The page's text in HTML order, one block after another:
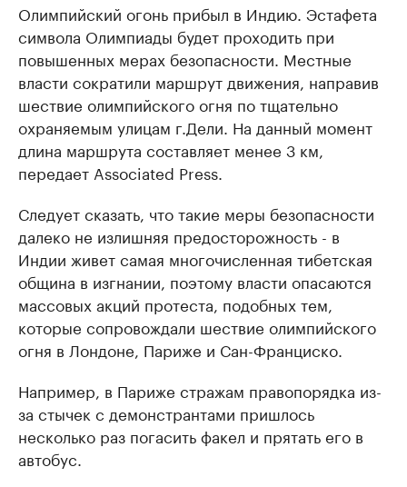
Олимпийский огонь прибыл в Индию. Эстафета
символа Олимпиады будет проходить при
повышенных мерах безопасности. Местные
власти сократили маршрут движения, направив
шествие олимпийского огня по тщательно
охраняемым улицам г.Дели. На данный момент
длина маршрута составляет менее 3 км,
передает Associated Press.
Следует сказать, что такие меры безопасности
далеко не излишняя предосторожность - в
Индии живет самая многочисленная тибетская
община в изгнании, поэтому власти опасаются
массовых акций протеста, подобных тем,
которые сопровождали шествие олимпийского
огня в Лондоне, Париже и Сан-Франциско.
Например, в Париже стражам правопорядка из-
за стычек с демонстрантами пришлось
несколько раз погасить факел и прятать его в
автобус.